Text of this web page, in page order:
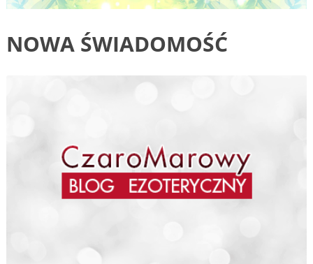
NOWA ŚWIADOMOŚĆ